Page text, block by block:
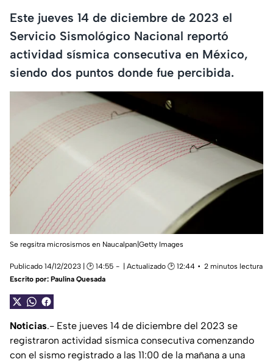
Este jueves 14 de diciembre de 2023 el
Servicio Sismológico Nacional reportó
actividad sísmica consecutiva en México,
siendo dos puntos donde fue percibida.
Se regsitra microsismos en Naucalpan|Getty Images
Publicado 14/12/2023 | 🕑 14:55 | Actualizado 🕑 12:44
2 minutos lectura
Escrito por: Paulina Quesada
Noticias.- Este jueves 14 de diciembre del 2023 se
registraron actividad sísmica consecutiva comenzando
con el sismo registrado a las 11:00 de la mañana a una